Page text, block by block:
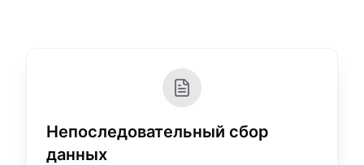
Непоследовательный сбор
данных